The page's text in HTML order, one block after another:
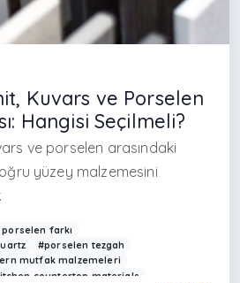
Kuvars ve Porselen
Hangisi Seçilmeli?
ve porselen arasındaki
yüzey malzemesini
farkı
#porselen tezgah
mutfak malzemeleri
countertop materials